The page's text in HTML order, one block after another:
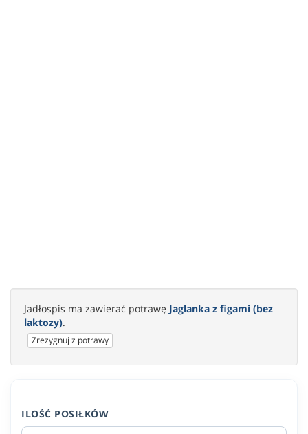
Jadłospis ma zawierać potrawę Jaglanka z figami (bez
laktozy).
Zrezygnuj z potrawy
ILOŚĆ POSIŁKÓW